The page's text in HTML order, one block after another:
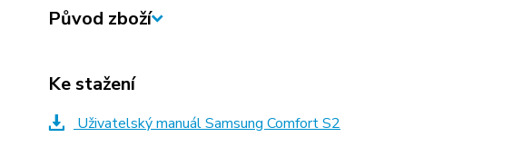
Původ zboží
Ke stažení
Uživatelský manuál Samsung Comfort S2